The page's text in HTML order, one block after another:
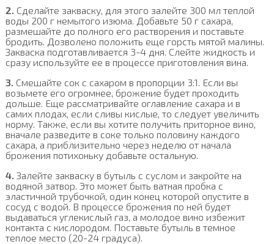
2. Сделайте закваску, для этого залейте 300 мл теплой
воды 200 г немытого изюма. Добавьте 50 г сахара,
размешайте до полного его растворения и поставьте
бродить. Дозволено положить еще горсть мятой малины.
Закваска подготавливается 3-4 дня. Слейте жидкость и
сразу используйте ее в процессе приготовления вина.
3. Смешайте сок с сахаром в пропорции 3:1. Если вы
возьмете его огромнее, брожение будет проходить
дольше. Еще рассматривайте оглавление сахара и в
самих плодах, если сливы кислые, то следует увеличить
норму. Также, если вы хотите получить приторное вино,
вначале разведите в соке только половину каждого
сахара, а приблизительно через неделю от начала
брожения потихоньку добавьте остальную.
4. Залейте закваску в бутыль с суслом и закройте на
водяной затвор. Это может быть ватная пробка с
эластичной трубочкой, один конец которой опустите в
сосуд с водой. В процессе брожения по ней будет
выдаваться углекислый газ, а молодое вино избежит
контакта с кислородом. Поставьте бутыль в темное
теплое место (20-24 градуса).